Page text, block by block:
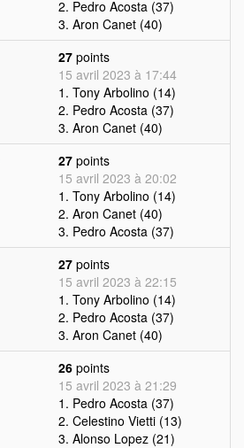
2. Pedro Acosta (37)
3. Aron Canet (40)
27 points
15 avril 2023 à 17:44
1. Tony Arbolino (14)
2. Pedro Acosta (37)
3. Aron Canet (40)
27 points
15 avril 2023 à 20:02
1. Tony Arbolino (14)
2. Aron Canet (40)
3. Pedro Acosta (37)
27 points
15 avril 2023 à 22:15
1. Tony Arbolino (14)
2. Pedro Acosta (37)
3. Aron Canet (40)
26 points
15 avril 2023 à 21:29
1. Pedro Acosta (37)
2. Celestino Vietti (13)
3. Alonso Lopez (21)